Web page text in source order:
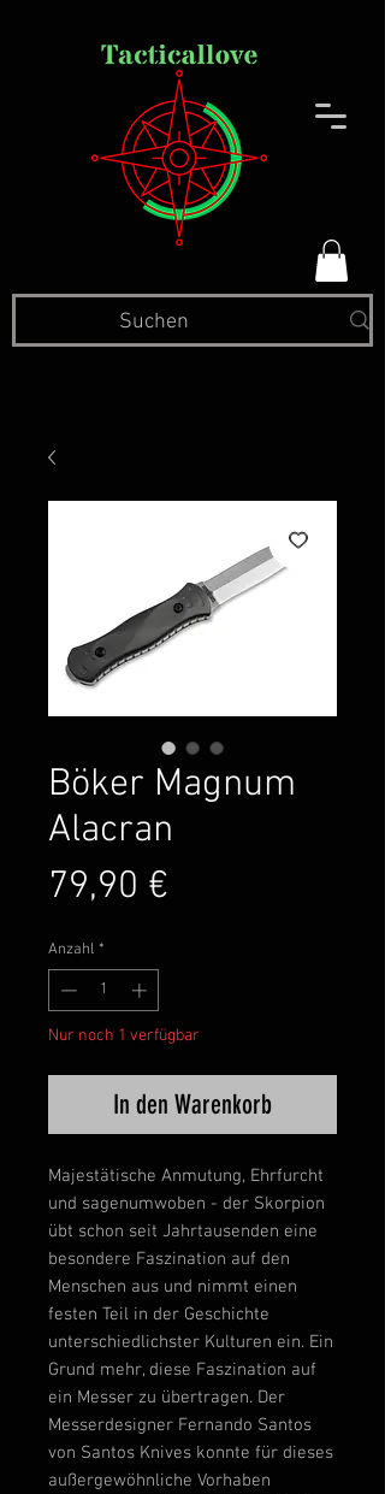
Böker Magnum
Alacran
79,90 €
Anzahl *
Nur noch 1 verfügbar
In den Warenkorb
Majestätische Anmutung, Ehrfurcht
und sagenumwoben - der Skorpion
übt schon seit Jahrtausenden eine
besondere Faszination auf den
Menschen aus und nimmt einen
festen Teil in der Geschichte
unterschiedlichster Kulturen ein. Ein
Grund mehr, diese Faszination auf
ein Messer zu übertragen. Der
Messerdesigner Fernando Santos
von Santos Knives konnte für dieses
außergewöhnliche Vorhaben